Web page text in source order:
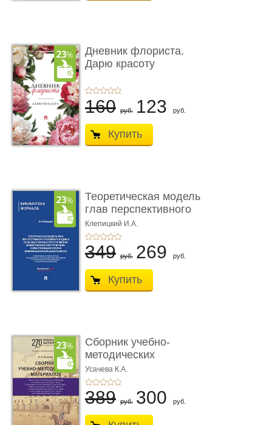
Дневник флориста.
Дарю красоту
160 руб. 123 руб.
Купить
Теоретическая модель
глав перспективного
УК о ...
Клепицкий И.А.
349 руб. 269 руб.
Купить
Сборник учебно-
методических
материалов по кур ...
Усачева К.А.
389 руб. 300 руб.